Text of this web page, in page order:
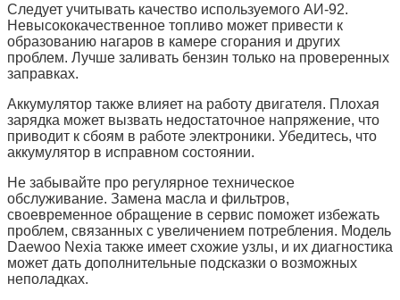
Следует учитывать качество используемого АИ-92.
Невысококачественное топливо может привести к
образованию нагаров в камере сгорания и других
проблем. Лучше заливать бензин только на проверенных
заправках.
Аккумулятор также влияет на работу двигателя. Плохая
зарядка может вызвать недостаточное напряжение, что
приводит к сбоям в работе электроники. Убедитесь, что
аккумулятор в исправном состоянии.
Не забывайте про регулярное техническое
обслуживание. Замена масла и фильтров,
своевременное обращение в сервис поможет избежать
проблем, связанных с увеличением потребления. Модель
Daewoo Nexia также имеет схожие узлы, и их диагностика
может дать дополнительные подсказки о возможных
неполадках.